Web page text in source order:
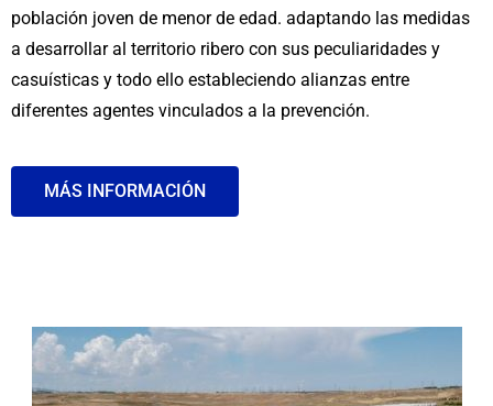
población joven de menor de edad. adaptando las medidas
a desarrollar al territorio ribero con sus peculiaridades y
casuísticas y todo ello estableciendo alianzas entre
diferentes agentes vinculados a la prevención.
MÁS INFORMACIÓN